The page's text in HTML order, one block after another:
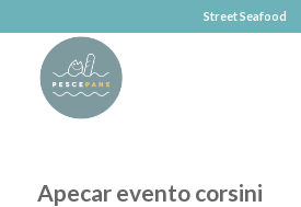
Street Seafood
Apecar evento corsini